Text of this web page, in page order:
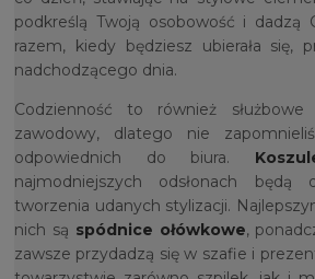
podkreślą Twoją osobowość i dadzą
razem, kiedy będziesz ubierała się,
nadchodzącego dnia.
Codzienność to również
zawodowy, dlatego nie
odpowiednich do biura.
najmodniejszych odsłonach będą
tworzenia udanych stylizacji.
nich są spódnice ołówkowe,
zawsze przydadzą się w szafie i